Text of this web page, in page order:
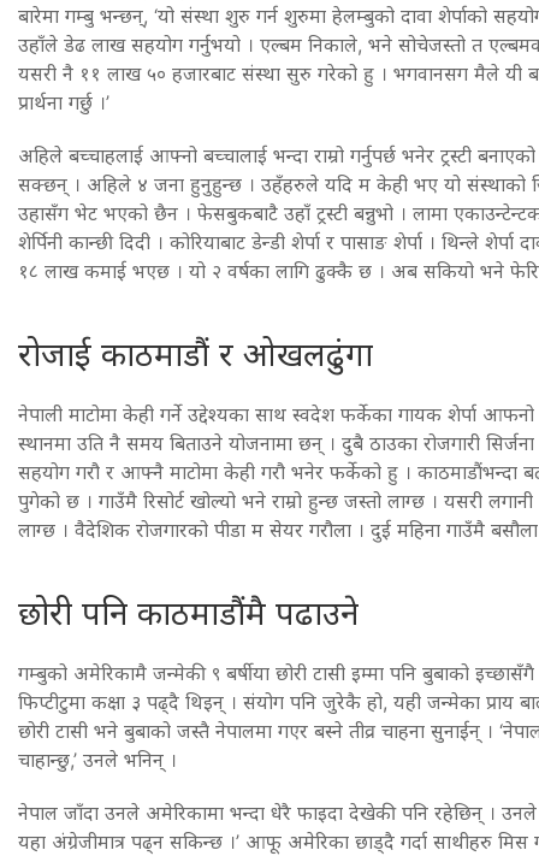
बारेमा गम्बु भन्छन्, ‘यो संस्था शुरु गर्न शुरुमा हेलम्बुको दावा शेर्पाको
उहाँले डेढ लाख सहयोग गर्नुभयो । एल्बम निकाले, भने सोचेजस्तो त
यसरी नै ११ लाख ५० हजारबाट संस्था सुरु गरेको हु । भगवानसग मैले यी
प्रार्थना गर्छु ।’
अहिले बच्चाहलाई आफ्नो बच्चालाई भन्दा राम्रो गर्नुपर्छ भनेर ट्रस्टी
सक्छन् । अहिले ४ जना हुनुहुन्छ । उहँहरुले यदि म केही भए यो संस्थाको
उहासँग भेट भएको छैन । फेसबुकबाटै उहाँ ट्रस्टी बन्नुभो । लामा
शेर्पिनी कान्छी दिदी । कोरियाबाट डेन्डी शेर्पा र पासाङ शेर्पा । थिन्ले शेर्पा
१८ लाख कमाई भएछ । यो २ वर्षका लागि ढुक्कै छ । अब सकियो भने फेरि
रोजाई काठमाडौं र ओखलढुंगा
नेपाली माटोमा केही गर्ने उद्देश्यका साथ स्वदेश फर्केका गायक शेर्पा
स्थानमा उति नै समय बिताउने योजनामा छन् । दुबै ठाउका रोजगारी
सहयोग गरौ र आफ्नै माटोमा केही गरौ भनेर फर्केको हु । काठमाडौंभन्दा
पुगेको छ । गाउँमै रिसोर्ट खोल्यो भने राम्रो हुन्छ जस्तो लाग्छ । यसरी
लाग्छ । वैदेशिक रोजगारको पीडा म सेयर गरौला । दुई महिना गाउँमै
छोरी पनि काठमाडौंमै पढाउने
गम्बुको अमेरिकामै जन्मेकी ९ बर्षीया छोरी टासी इम्मा पनि बुबाको
फिप्टीटुमा कक्षा ३ पढ्दै थिइन् । संयोग पनि जुरेकै हो, यही जन्मेका प्राय
छोरी टासी भने बुबाको जस्तै नेपालमा गएर बस्ने तीव्र चाहना सुनाईन् ।
चाहान्छु,’ उनले भनिन् ।
नेपाल जाँदा उनले अमेरिकामा भन्दा धेरै फाइदा देखेकी पनि रहेछिन् । उनले
यहा अंग्रेजीमात्र पढ्न सकिन्छ ।’ आफू अमेरिका छाड्दै गर्दा साथीहरु मिस